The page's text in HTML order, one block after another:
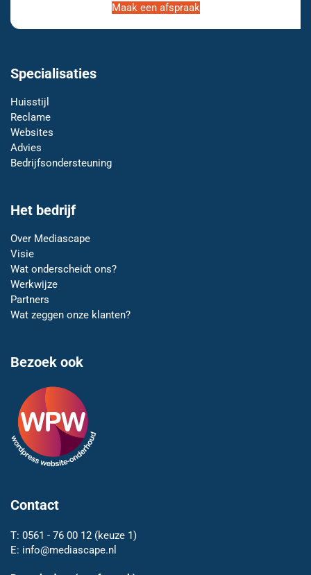
Maak een afspraak
Specialisaties
Huisstijl
Reclame
Websites
Advies
Bedrijfsondersteuning
Het bedrijf
Over Mediascape
Visie
Wat onderscheidt ons?
Werkwijze
Partners
Wat zeggen onze klanten?
Bezoek ook
Contact
T: 0561 - 76 00 12 (keuze 1)
E: info@mediascape.nl